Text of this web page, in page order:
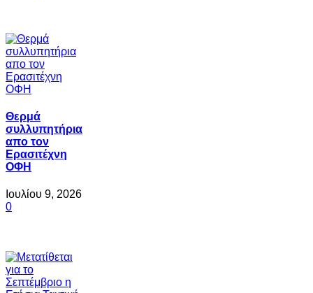
Θερμά
συλλυπητήρια
απο τον
Ερασιτέχνη
ΟΦΗ
Ιουλίου 9, 2026
0